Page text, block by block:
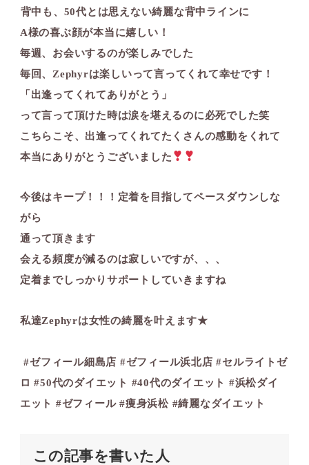
⁡背中も、50代とは思えない綺麗な背中ラインに
A様の喜ぶ顔が本当に嬉しい！
毎週、お会いするのが楽しみでした
毎回、Zephyrは楽しいって言ってくれて幸せです！
「出逢ってくれてありがとう」
って言って頂けた時は涙を堪えるのに必死でした笑
こちらこそ、出逢ってくれてたくさんの感動をくれて
本当にありがとうございました
今後はキープ！！！定着を目指してペースダウンしな
がら
通って頂きます
会える頻度が減るのは寂しいですが、、、
定着までしっかりサポートしていきますね️
私達Zephyrは女性の綺麗を叶えます★
⁡ #ゼフィール細島店 #ゼフィール浜北店 #セルライトゼ
ロ #50代のダイエット #40代のダイエット #浜松ダイ
エット #ゼフィール #痩身浜松 #綺麗なダイエット
この記事を書いた人